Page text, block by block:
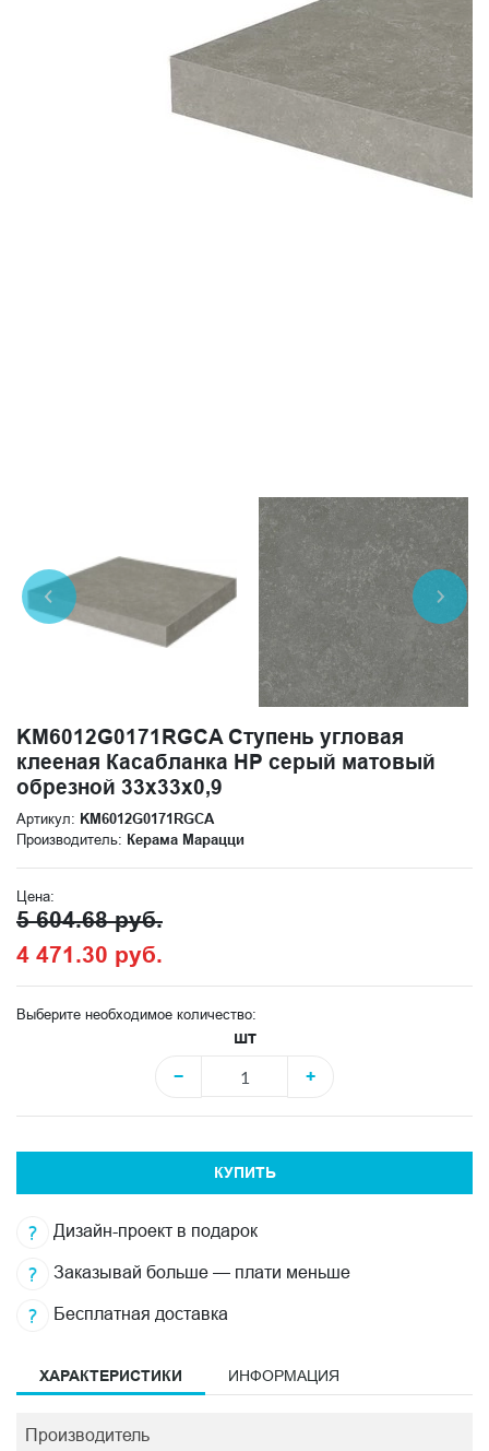
KM6012G0171RGCA Ступень угловая
клееная Касабланка HP серый матовый
обрезной 33x33x0,9
Артикул: KM6012G0171RGCA
Производитель: Керама Марацци
Цена:
5 604.68 руб.
4 471.30 руб.
Выберите необходимое количество:
шт
−
+
КУПИТЬ
Дизайн-проект в подарок
Заказывай больше — плати меньше
Бесплатная доставка
ХАРАКТЕРИСТИКИ ИНФОРМАЦИЯ
Производитель